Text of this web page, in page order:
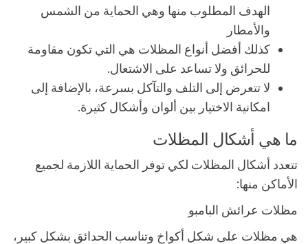
الهدف المطلوب منها وهي الحماية من الشمس
والأمطار
كذلك أفضل أنواع المظلات هي التي تكون مقاومة
للحرائق ولا تساعد على الاشتعال.
لا تتعرض إلى التلف والتآكل بسرعة، بالإضافة إلى
امكانية الاختيار بين ألوان وأشكال كثيرة.
ما هي أشكال المظلات
تتعدد أشكال المظلات لكي توفر الحماية اللازمة لجميع
الأماكن منها:
مظلات عرائش البامبو
هي مظلات على شكل أكواخ وتناسب الحدائق بشكل كبير،